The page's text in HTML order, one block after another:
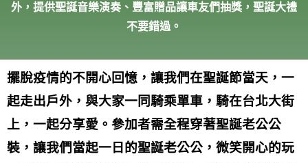
外，提供聖誕音樂演奏、豐富贈品讓車友們抽獎，聖誕大禮
不要錯過。
擺脫疫情的不開心回憶，讓我們在聖誕節當天，一
起走出戶外，與大家一同騎乘單車，騎在台北大街
上，一起分享愛。 參加者需全程穿著聖誕老公公
裝，讓我們當起一日的聖誕老公公，微笑開心的玩